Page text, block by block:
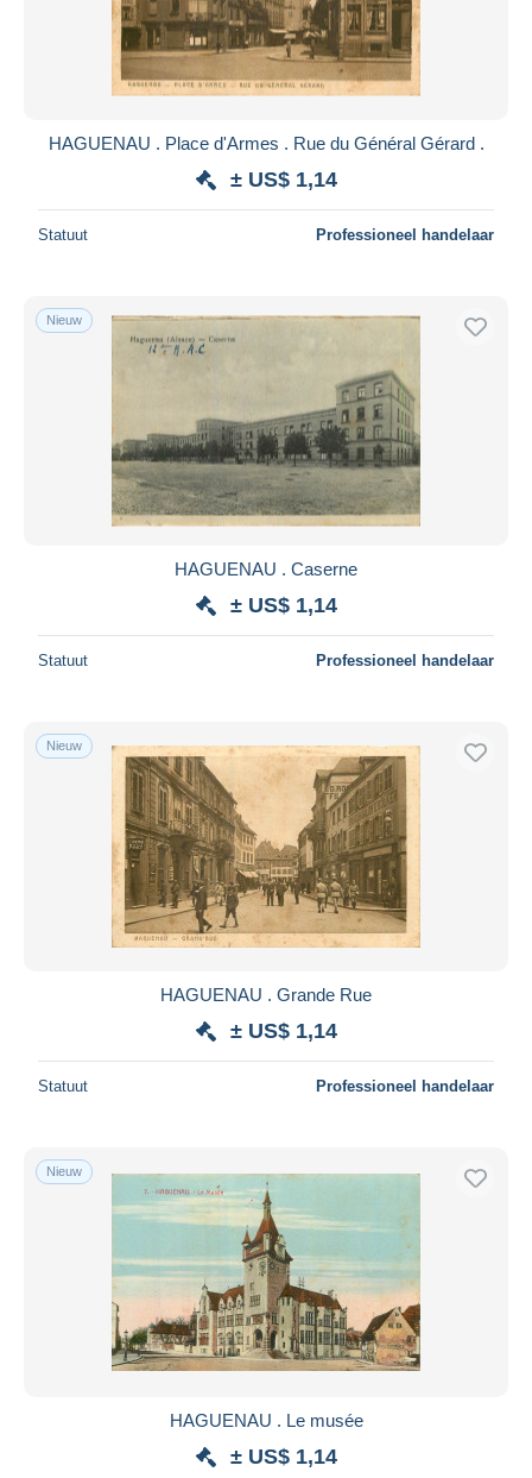
HAGUENAU . Place d'Armes . Rue du Général Gérard .
± US$ 1,14
Statuut Professioneel handelaar
Nieuw
HAGUENAU . Caserne
± US$ 1,14
Statuut Professioneel handelaar
Nieuw
HAGUENAU . Grande Rue
± US$ 1,14
Statuut Professioneel handelaar
Nieuw
HAGUENAU . Le musée
± US$ 1,14